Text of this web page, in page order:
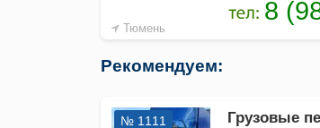
Тюмень
Рекомендуем:
№ 1111 Грузовые